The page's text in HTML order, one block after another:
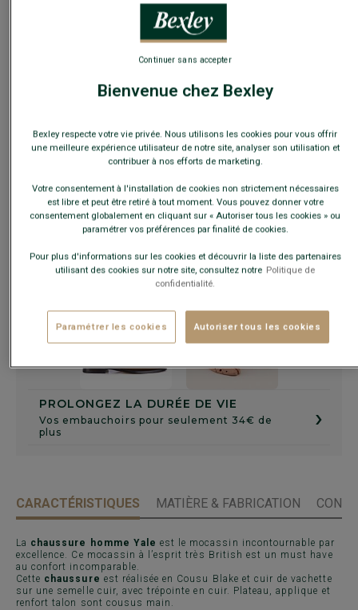
COULEURS DISPONIBLES
Guide des tailles
− + AJOUTER AU PANIER
Voir la disponibilité en magasin
Livré en 24h ouvrées avec Chronopost Express
(commandez avant 14h)
30 jours pour changer d'avis !
PROLONGEZ LA DURÉE DE VIE
Vos embauchoirs pour seulement 34€ de
plus
›
CARACTÉRISTIQUES MATIÈRE & FABRICATION
La chaussure homme Yale est le mocassin incontournable par
excellence. Ce mocassin à l’esprit très British est un must have
au confort incomparable.
Cette chaussure est réalisée en Cousu Blake et cuir de vachette
sur une semelle cuir, avec trépointe en cuir. Plateau, applique et
renfort talon sont cousus main.
Bienvenue chez Bexley
Bexley respecte votre vie privée. Nous utilisons les cookies pour vous offrir
une meilleure expérience utilisateur de notre site, analyser son utilisation et
contribuer à nos efforts de marketing.
Votre consentement à l'installation de cookies non strictement nécessaires
est libre et peut être retiré à tout moment. Vous pouvez donner votre
consentement globalement en cliquant sur « Autoriser tous les cookies » ou
paramétrer vos préférences par finalité de cookies.
Pour plus d'informations sur les cookies et découvrir la liste des partenaires
utilisant des cookies sur notre site, consultez notre Politique de
confidentialité.
Paramétrer les cookies Autoriser tous les cookies
Continuer sans accepter